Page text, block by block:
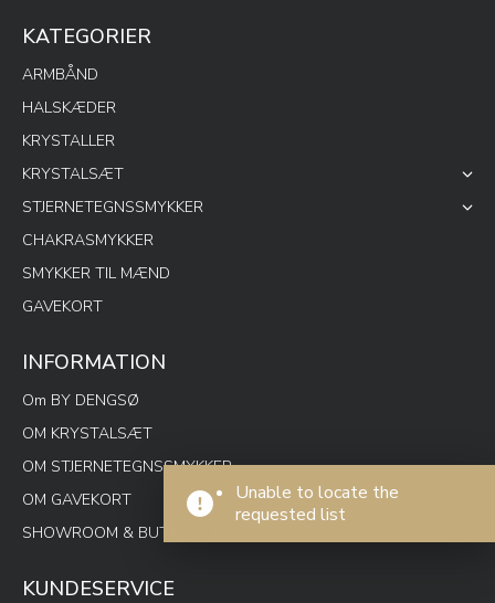
Unable to locate the
requested list
KATEGORIER
ARMBÅND
HALSKÆDER
KRYSTALLER
KRYSTALSÆT
STJERNETEGNSSMYKKER
CHAKRASMYKKER
SMYKKER TIL MÆND
GAVEKORT
INFORMATION
Om BY DENGSØ
OM KRYSTALSÆT
OM STJERNETEGNSSMYKKER
OM GAVEKORT
SHOWROOM & BUTIK SPOTON
KUNDESERVICE